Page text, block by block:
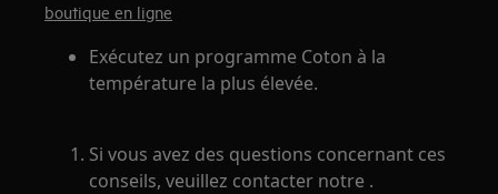
boutique en ligne
Exécutez un programme Coton à la
température la plus élevée.
Si vous avez des questions concernant ces
conseils, veuillez contacter notre .